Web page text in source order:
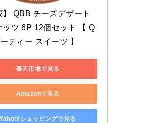
】 QBB チーズデザート
ッツ 6P 12個セット 【 Q
ティー スイーツ 】
楽天市場で見る
Amazonで見る
ショッピングで見る